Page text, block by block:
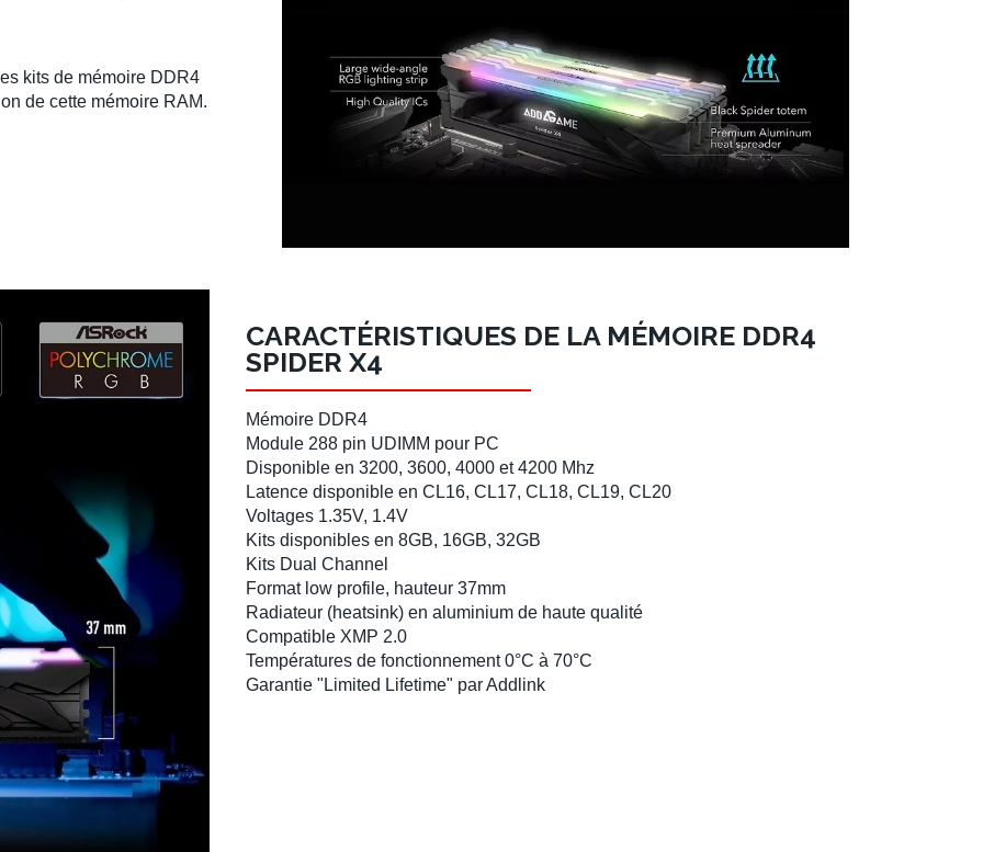
kits de mémoire DDR4
de cette mémoire RAM.
CARACTÉRISTIQUES DE LA MÉMOIRE DDR4
SPIDER X4
Mémoire DDR4
Module 288 pin UDIMM pour PC
Disponible en 3200, 3600, 4000 et 4200 Mhz
Latence disponible en CL16, CL17, CL18, CL19, CL20
Voltages 1.35V, 1.4V
Kits disponibles en 8GB, 16GB, 32GB
Kits Dual Channel
Format low profile, hauteur 37mm
Radiateur (heatsink) en aluminium de haute qualité
Compatible XMP 2.0
Températures de fonctionnement 0°C à 70°C
Garantie "Limited Lifetime" par Addlink